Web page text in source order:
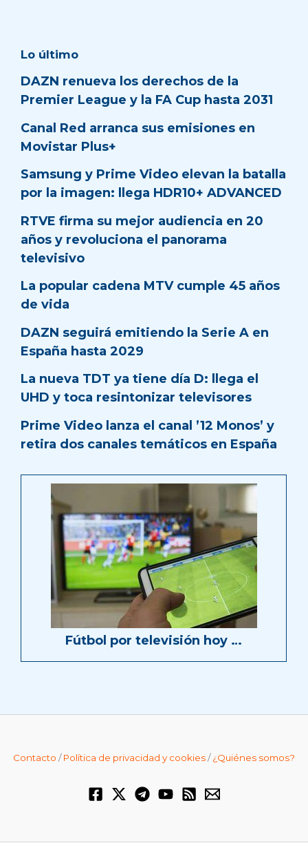
Lo último
DAZN renueva los derechos de la
Premier League y la FA Cup hasta 2031
Canal Red arranca sus emisiones en
Movistar Plus+
Samsung y Prime Video elevan la batalla
por la imagen: llega HDR10+ ADVANCED
RTVE firma su mejor audiencia en 20
años y revoluciona el panorama
televisivo
La popular cadena MTV cumple 45 años
de vida
DAZN seguirá emitiendo la Serie A en
España hasta 2029
La nueva TDT ya tiene día D: llega el
UHD y toca resintonizar televisores
Prime Video lanza el canal ’12 Monos’ y
retira dos canales temáticos en España
Fútbol por televisión hoy …
Contacto /Política de privacidad y cookies/¿Quiénes somos?